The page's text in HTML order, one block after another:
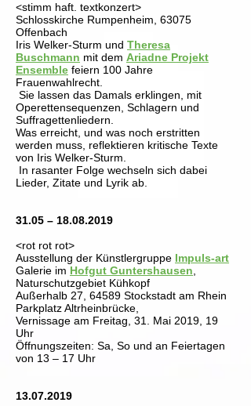
<stimm haft. textkonzert>
Schlosskirche Rumpenheim, 63075
Offenbach
Iris Welker-Sturm und Theresa
Buschmann mit dem Ariadne Projekt
Ensemble feiern 100 Jahre
Frauenwahlrecht.
Sie lassen das Damals erklingen, mit
Operettensequenzen, Schlagern und
Suffragettenliedern.
Was erreicht, und was noch erstritten
werden muss, reflektieren kritische Texte
von Iris Welker-Sturm.
In rasanter Folge wechseln sich dabei
Lieder, Zitate und Lyrik ab.
31.05 – 18.08.2019
<rot rot rot>
Ausstellung der Künstlergruppe Impuls-art
Galerie im Hofgut Guntershausen
Naturschutzgebiet Kühkopf
Außerhalb 27, 64589 Stockstadt am Rhein
Parkplatz Altrheinbrücke,
Vernissage am Freitag, 31. Mai 2019, 19
Uhr
Öffnungszeiten: Sa, So und an Feiertagen
von 13 – 17 Uhr
13.07.2019